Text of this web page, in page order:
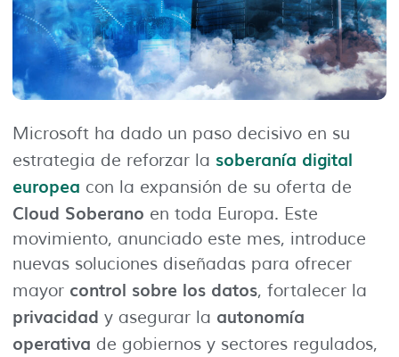
Microsoft ha dado un paso decisivo en su
estrategia de reforzar la soberanía digital
europea con la expansión de su oferta de
Cloud Soberano en toda Europa. Este
movimiento, anunciado este mes, introduce
nuevas soluciones diseñadas para ofrecer
mayor control sobre los datos, fortalecer la
privacidad y asegurar la autonomía
operativa de gobiernos y sectores regulados,